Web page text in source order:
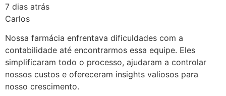
7 dias atrás
Carlos
Nossa farmácia enfrentava dificuldades com a
contabilidade até encontrarmos essa equipe. Eles
simplificaram todo o processo, ajudaram a controlar
nossos custos e ofereceram insights valiosos para
nosso crescimento.